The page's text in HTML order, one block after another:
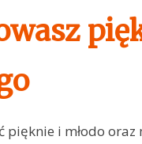
pięknie i młodo